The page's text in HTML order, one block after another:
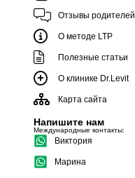
Отзывы родителей
О методе LTP
Полезные статьи
О клинике Dr.Levit
Карта сайта
Напишите нам
Международные контакты:
Виктория
Марина